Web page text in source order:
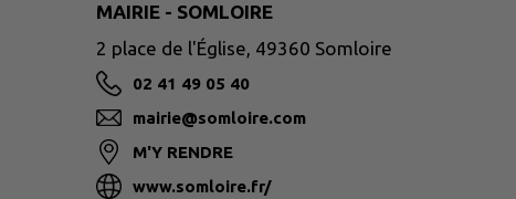
MAIRIE - SOMLOIRE
2 place de l'Église, 49360 Somloire
02 41 49 05 40
mairie@somloire.com
M'Y RENDRE
www.somloire.fr/